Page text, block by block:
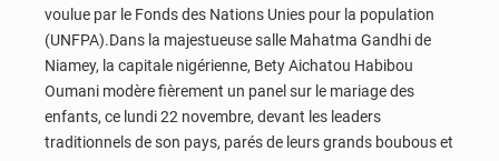
voulue par le Fonds des Nations Unies pour la population
(UNFPA).Dans la majestueuse salle Mahatma Gandhi de
Niamey, la capitale nigérienne, Bety Aichatou Habibou
Oumani modère fièrement un panel sur le mariage des
enfants, ce lundi 22 novembre, devant les leaders
traditionnels de son pays, parés de leurs grands boubous et